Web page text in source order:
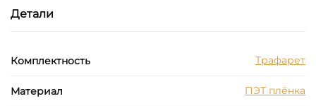
Детали
Комплектность Трафарет
Материал ПЭТ плёнка